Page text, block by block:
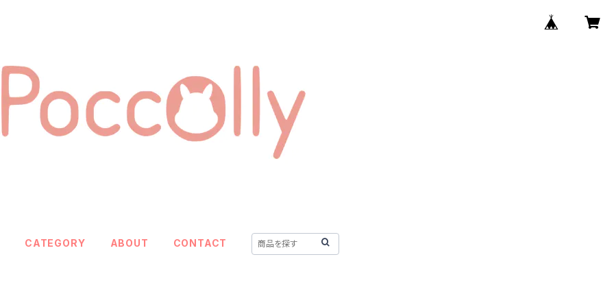
CATEGORY ABOUT CONTACT